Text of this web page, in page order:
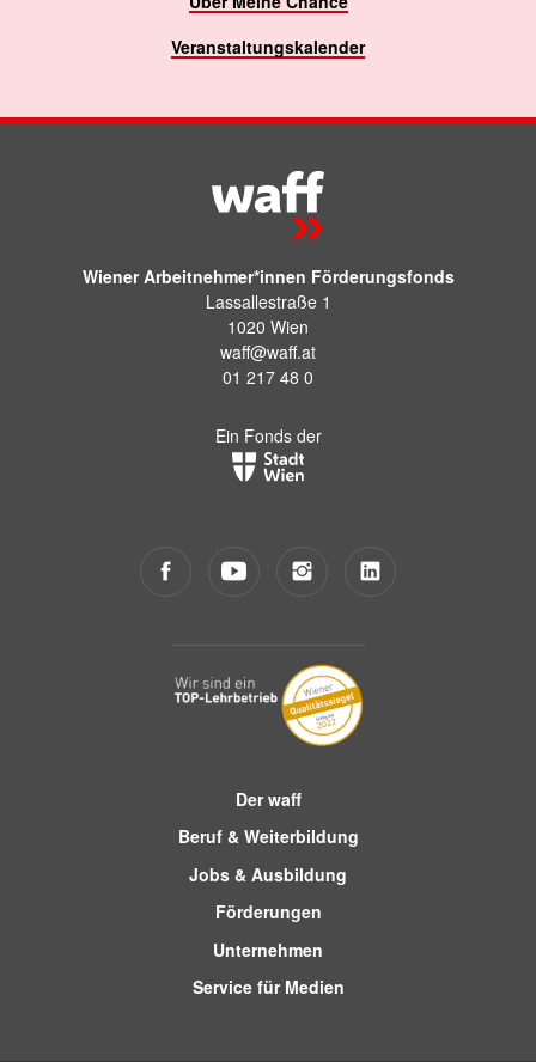
Veranstaltungskalender
Wiener Arbeitnehmer*innen Förderungsfonds
Lassallestraße 1
1020 Wien
waff@waff.at
01 217 48 0
Ein Fonds der
Der waff
Beruf & Weiterbildung
Jobs & Ausbildung
Förderungen
Unternehmen
Service für Medien